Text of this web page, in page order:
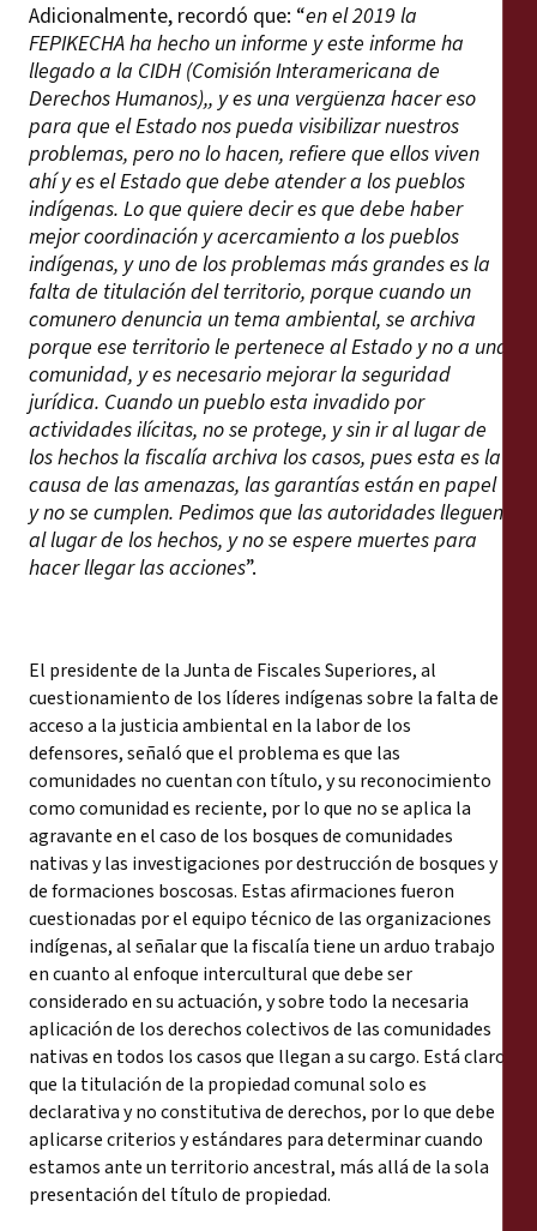
Adicionalmente, recordó que: “en el 2019 la
FEPIKECHA ha hecho un informe y este informe ha
llegado a la CIDH (Comisión Interamericana de
Derechos Humanos),, y es una vergüenza hacer eso
para que el Estado nos pueda visibilizar nuestros
problemas, pero no lo hacen, refiere que ellos viven
ahí y es el Estado que debe atender a los pueblos
indígenas. Lo que quiere decir es que debe haber
mejor coordinación y acercamiento a los pueblos
indígenas, y uno de los problemas más grandes es la
falta de titulación del territorio, porque cuando un
comunero denuncia un tema ambiental, se archiva
porque ese territorio le pertenece al Estado y no a una
comunidad, y es necesario mejorar la seguridad
jurídica. Cuando un pueblo esta invadido por
actividades ilícitas, no se protege, y sin ir al lugar de
los hechos la fiscalía archiva los casos, pues esta es la
causa de las amenazas, las garantías están en papel
y no se cumplen. Pedimos que las autoridades lleguen
al lugar de los hechos, y no se espere muertes para
hacer llegar las acciones”.
El presidente de la Junta de Fiscales Superiores, al
cuestionamiento de los líderes indígenas sobre la falta de
acceso a la justicia ambiental en la labor de los
defensores, señaló que el problema es que las
comunidades no cuentan con título, y su reconocimiento
como comunidad es reciente, por lo que no se aplica la
agravante en el caso de los bosques de comunidades
nativas y las investigaciones por destrucción de bosques y
de formaciones boscosas. Estas afirmaciones fueron
cuestionadas por el equipo técnico de las organizaciones
indígenas, al señalar que la fiscalía tiene un arduo trabajo
en cuanto al enfoque intercultural que debe ser
considerado en su actuación, y sobre todo la necesaria
aplicación de los derechos colectivos de las comunidades
nativas en todos los casos que llegan a su cargo. Está claro
que la titulación de la propiedad comunal solo es
declarativa y no constitutiva de derechos, por lo que debe
aplicarse criterios y estándares para determinar cuando
estamos ante un territorio ancestral, más allá de la sola
presentación del título de propiedad.